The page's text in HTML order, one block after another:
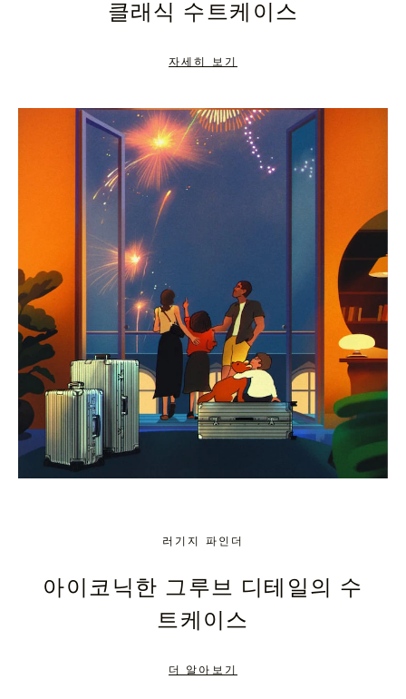
TO
UNMUTE
클래식 수트케이스
자세히 보기
러기지 파인더
아이코닉한 그루브 디테일의 수
트케이스
더 알아보기